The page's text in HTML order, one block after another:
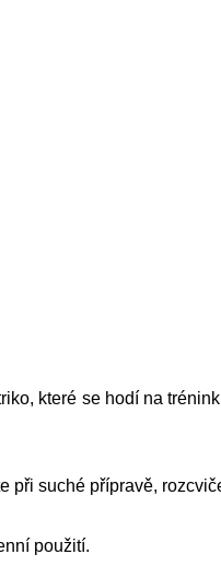
které se hodí na
při suché přípravě,
použití.